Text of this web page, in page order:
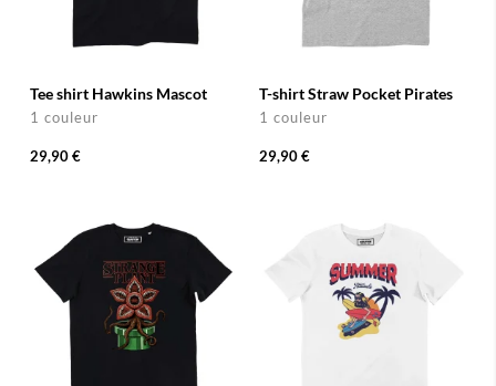
Tee shirt Hawkins Mascot
1 couleur
29,90 €
T-shirt Straw Pocket Pirates
1 couleur
29,90 €